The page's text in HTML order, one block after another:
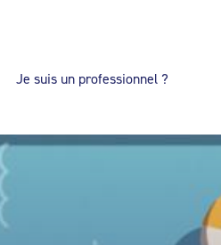
Je suis un professionnel ?